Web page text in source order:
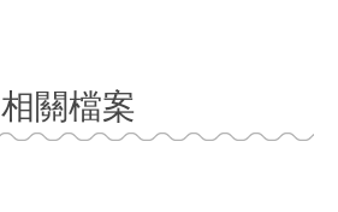
相關檔案